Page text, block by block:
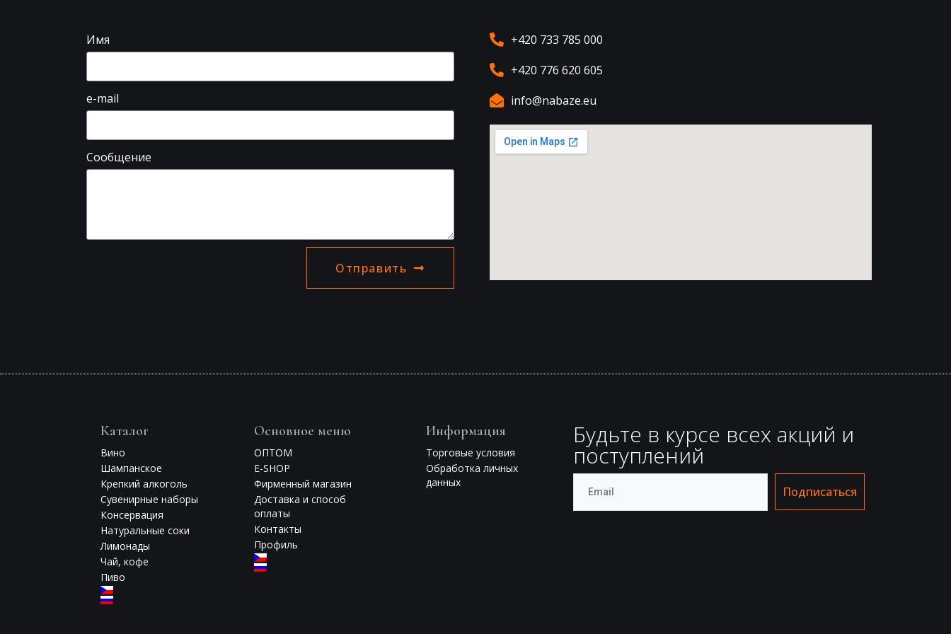
Имя
e-mail
Сообщение
Отправить
+420 733 785 000
+420 776 620 605
info@nabaze.eu
Каталог
Вино
Шампанское
Крепкий алкоголь
Сувенирные наборы
Консервация
Натуральные соки
Лимонады
Чай, кофе
Пиво
Основное меню
ОПТОМ
E-SHOP
Фирменный магазин
Доставка и способ
оплаты
Контакты
Профиль
Информация
Торговые условия
Обработка личных
данных
Будьте в курсе всех акций и
поступлений
Подписаться